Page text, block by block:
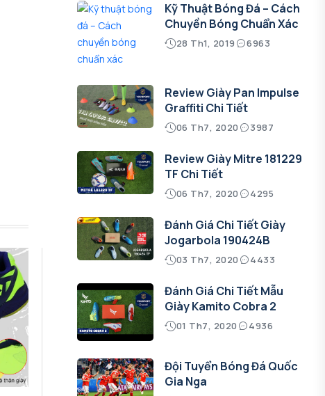
Kỹ Thuật Bóng Đá – Cách
Chuyền Bóng Chuẩn Xác
28 Th1, 2019 6963
Review Giày Pan Impulse
Graffiti Chi Tiết
06 Th7, 2020 3987
Review Giày Mitre 181229
TF Chi Tiết
06 Th7, 2020 4295
Đánh Giá Chi Tiết Giày
Jogarbola 190424B
03 Th7, 2020 4433
Đánh Giá Chi Tiết Mẫu
Giày Kamito Cobra 2
01 Th7, 2020 4936
Đội Tuyển Bóng Đá Quốc
Gia Nga